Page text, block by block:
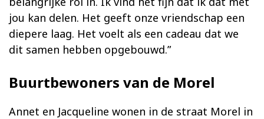
jou kan delen. Het geeft onze vriendschap een
diepere laag. Het voelt als een cadeau dat we
dit samen hebben opgebouwd.”
Buurtbewoners van de Morel
Annet en Jacqueline wonen in de straat Morel in